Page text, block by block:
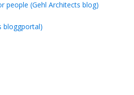
people (Gehl Architects blog)
bloggportal)